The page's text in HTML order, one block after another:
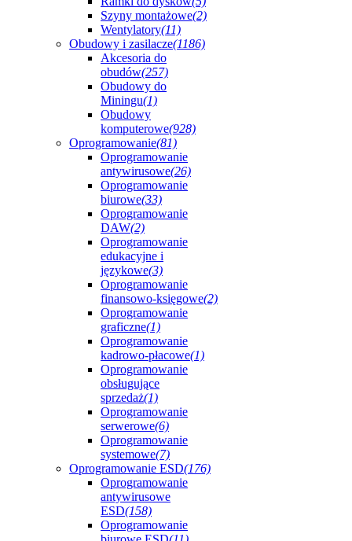
Szyny montażowe(2)
Wentylatory(11)
Obudowy i zasilacze(1186)
Akcesoria do
obudów(257)
Obudowy do
Miningu(1)
Obudowy
komputerowe(928)
Oprogramowanie(81)
Oprogramowanie
antywirusowe(26)
Oprogramowanie
biurowe(33)
Oprogramowanie
DAW(2)
Oprogramowanie
edukacyjne i
językowe(3)
Oprogramowanie
finansowo-księgowe(2)
Oprogramowanie
graficzne(1)
Oprogramowanie
kadrowo-płacowe(1)
Oprogramowanie
obsługujące
sprzedaż(1)
Oprogramowanie
serwerowe(6)
Oprogramowanie
systemowe(7)
Oprogramowanie ESD(176)
Oprogramowanie
antywirusowe
ESD(158)
Oprogramowanie